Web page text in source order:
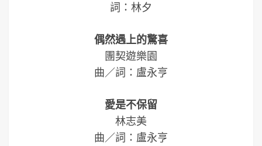
詞：林夕
偶然遇上的驚喜
團契遊樂園
曲／詞：盧永亨
愛是不保留
林志美
曲／詞：盧永亨